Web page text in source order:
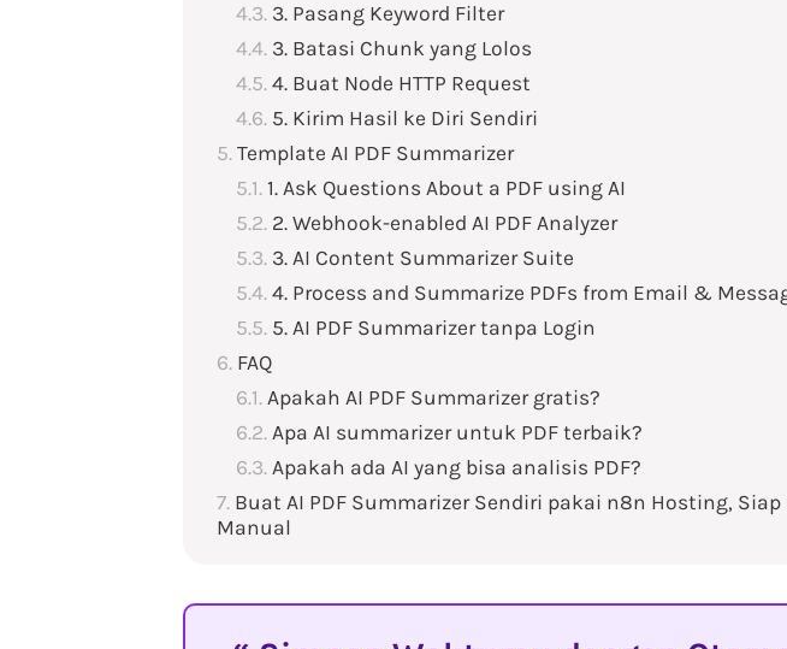
3. Pasang Keyword Filter
3. Batasi Chunk yang Lolos
4. Buat Node HTTP Request
5. Kirim Hasil ke Diri Sendiri
Template AI PDF Summarizer
1. Ask Questions About a PDF using AI
2. Webhook-enabled AI PDF Analyzer
3. AI Content Summarizer Suite
4. Process and Summarize PDFs from Email &
5. AI PDF Summarizer tanpa Login
FAQ
Apakah AI PDF Summarizer gratis?
Apa AI summarizer untuk PDF terbaik?
Apakah ada AI yang bisa analisis PDF?
Buat AI PDF Summarizer Sendiri pakai n8n Hosting,
Manual